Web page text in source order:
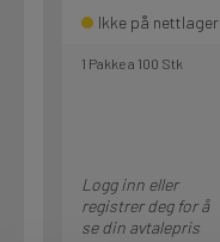
Ikke på nettlager
1 Pakke a 100 Stk
Logg inn eller
registrer deg for å
se din avtalepris